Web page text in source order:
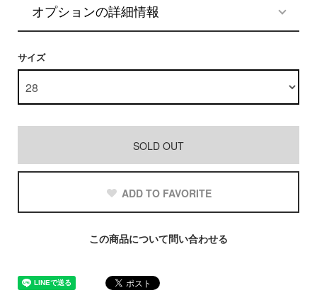
オプションの詳細情報
サイズ
SOLD OUT
ADD TO FAVORITE
この商品について問い合わせる